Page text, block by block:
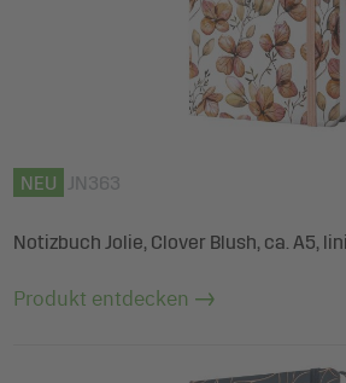
NEU JN363
Notizbuch Jolie, Clover Blush, ca. A5,
Produkt entdecken